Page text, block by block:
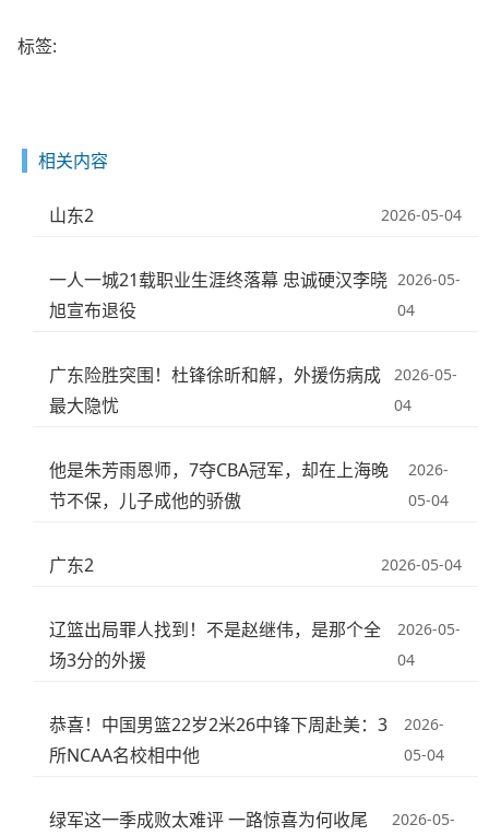
标签:
相关内容
山东2 2026-05-04
一人一城21载职业生涯终落幕 忠诚硬汉李晓
旭宣布退役
2026-05-
04
广东险胜突围！杜锋徐昕和解，外援伤病成
最大隐忧
2026-05-
04
他是朱芳雨恩师，7夺CBA冠军，却在上海晚
节不保，儿子成他的骄傲
2026-
05-04
广东2 2026-05-04
辽篮出局罪人找到！不是赵继伟，是那个全
场3分的外援
2026-05-
04
恭喜！中国男篮22岁2米26中锋下周赴美：3
所NCAA名校相中他
2026-
05-04
绿军这一季成败太难评 一路惊喜为何收尾
2026-05-